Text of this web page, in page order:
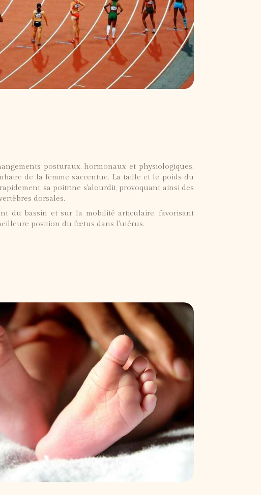
posturaux, hormonaux et physiologiques.
de la femme s'accentue. La taille et le poids du
sa poitrine s'alourdit, provoquant ainsi des
dorsales.
du bassin et sur la mobilité articulaire, favorisant
position du fœtus dans l'utérus.